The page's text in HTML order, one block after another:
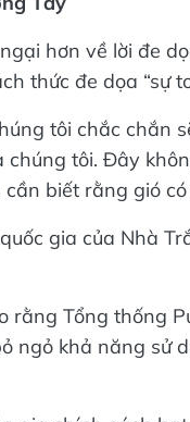
Tây
hơn về lời đe
thức đe dọa “sự
tôi chắc
tôi. Đây
biết rằng gió
gia của Nhà
rằng Tổng thống
ngỏ khả năng sử